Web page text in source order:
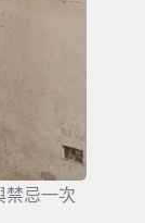
禁忌一次